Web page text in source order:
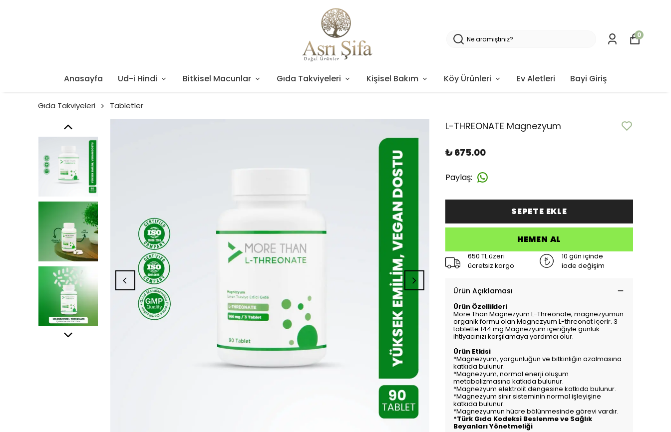
Anasayfa Ud-i Hindi Bitkisel Macunlar Gıda Takviyeleri Kişisel Bakım Köy Ürünleri Ev Aletleri Bayi Giriş
0
Gıda Takviyeleri Tabletler
L-THREONATE Magnezyum
₺ 675.00
Paylaş:
SEPETE EKLE
HEMEN AL
650 TL üzeri
ücretsiz kargo
10 gün içinde
iade değişim
Ürün Açıklaması
Ürün Özellikleri
More Than Magnezyum L-Threonate, magnezyumun
organik formu olan Magnezyum L-threonat içerir. 3
tablette 144 mg Magnezyum içeriğiyle günlük
ihtiyacınızı karşılamaya yardımcı olur.
Ürün Etkisi
*Magnezyum, yorgunluğun ve bitkinliğin azalmasına
katkıda bulunur.
*Magnezyum, normal enerji oluşum
metabolizmasına katkıda bulunur.
*Magnezyum elektrolit dengesine katkıda bulunur.
*Magnezyum sinir sisteminin normal işleyişine
katkıda bulunur.
*Magnezyumun hücre bölünmesinde görevi vardır.
*Türk Gıda Kodeksi Beslenme ve Sağlık
Beyanları Yönetmeliği